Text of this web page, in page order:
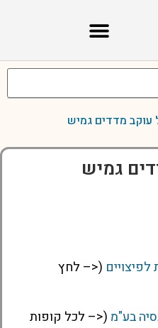
עוקב מדדים גמיש
גמיש
(<– לחץ
בע"מ (<– לכל קופות